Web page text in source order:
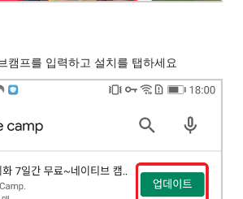
캠프를 입력하고 설치를 탭하세요